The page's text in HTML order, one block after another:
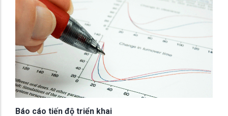
Báo cáo tiến độ triển khai